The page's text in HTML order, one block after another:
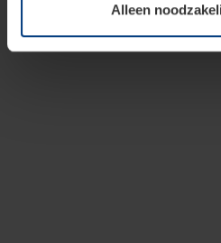
wijzigen of herroepen.
Alleen